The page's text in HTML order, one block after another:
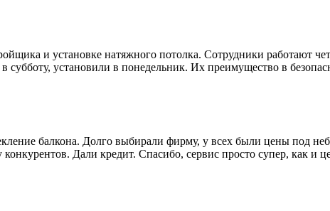
и установке натяжного потолка. Сотрудники работают
установили в понедельник. Их преимущество в
балкона. Долго выбирали фирму, у всех были цены под
Дали кредит. Спасибо, сервис просто супер, как